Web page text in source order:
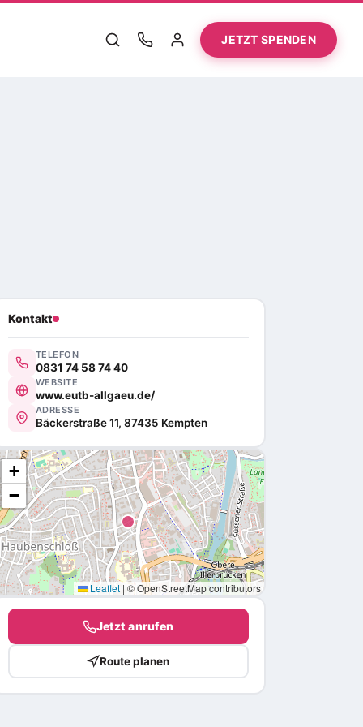
JETZT SPENDEN
Kontakt
TELEFON
0831 74 58 74 40
WEBSITE
www.eutb-allgaeu.de/
ADRESSE
Bäckerstraße 11, 87435 Kempten
+
−
Leaflet | © OpenStreetMap contributors
Jetzt anrufen
Route planen